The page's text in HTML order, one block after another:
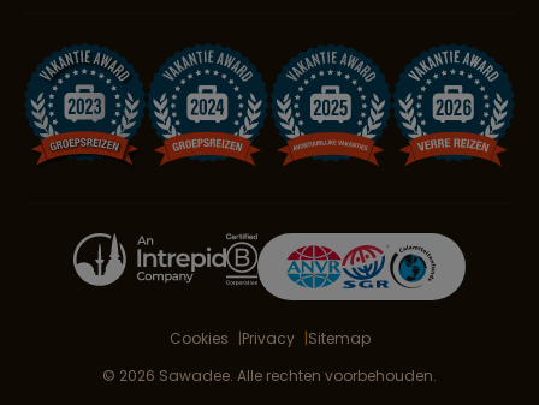
Cookies Privacy
Sitemap
© 2026 Sawadee. Alle rechten voorbehouden.